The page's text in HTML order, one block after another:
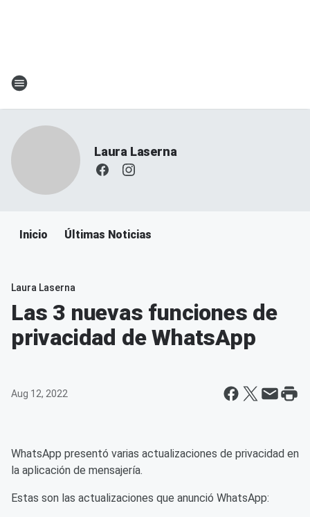
Laura Laserna
Inicio Últimas Noticias
Laura Laserna
Las 3 nuevas funciones de
privacidad de WhatsApp
Aug 12, 2022
WhatsApp presentó varias actualizaciones de privacidad en
la aplicación de mensajería.
Estas son las actualizaciones que anunció WhatsApp: